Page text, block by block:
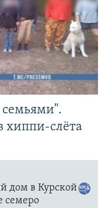
хиппи-слёта